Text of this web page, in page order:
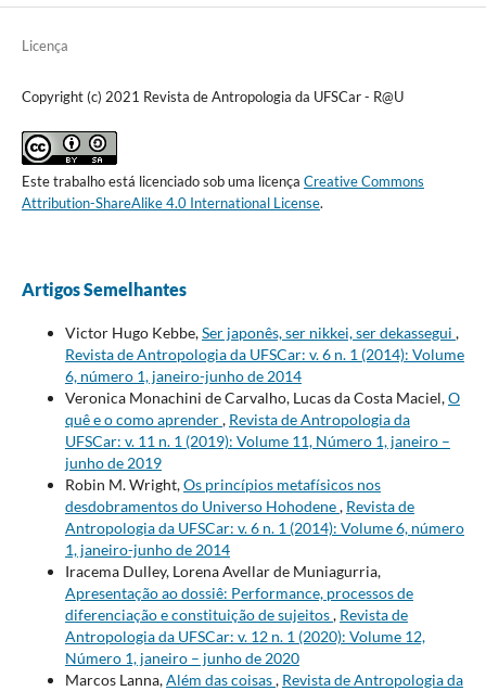
Licença
Copyright (c) 2021 Revista de Antropologia da UFSCar - R@U
Este trabalho está licenciado sob uma licença Creative Commons
Attribution-ShareAlike 4.0 International License.
Artigos Semelhantes
Victor Hugo Kebbe,Ser japonês, ser nikkei, ser dekassegui ,
Revista de Antropologia da UFSCar: v. 6 n. 1 (2014): Volume
6, número 1, janeiro-junho de 2014
Veronica Monachini de Carvalho, Lucas da Costa Maciel,O
quê e o como aprender, Revista de Antropologia da
UFSCar: v. 11 n. 1 (2019): Volume 11, Número 1, janeiro –
junho de 2019
Robin M. Wright,Os princípios metafísicos nos
desdobramentos do Universo Hohodene, Revista de
Antropologia da UFSCar: v. 6 n. 1 (2014): Volume 6, número
1, janeiro-junho de 2014
Iracema Dulley, Lorena Avellar de Muniagurria,
Apresentação ao dossiê: Performance, processos de
diferenciação e constituição de sujeitos, Revista de
Antropologia da UFSCar: v. 12 n. 1 (2020): Volume 12,
Número 1, janeiro – junho de 2020
Marcos Lanna,Além das coisas, Revista de Antropologia da